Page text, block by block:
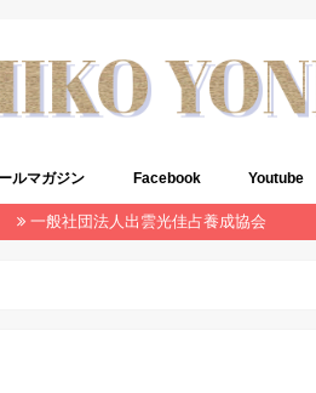
ルマガジン Facebook Youtube
一般社団法人出雲光佳占養成協会